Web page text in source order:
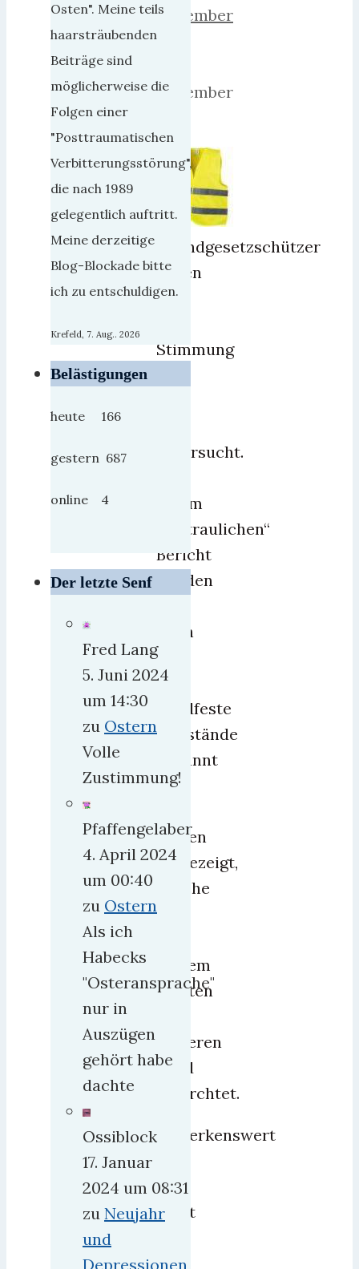
Dezember
2018
Dezember
Grundgesetzschützer
haben
mal
Stimmung
untersucht.
einem
„vertraulichen“
Bericht
werden
doch
ein
paar
handfeste
Mißstände
benannt
und
Folgen
aufgezeigt,
welche
man
diesem
trauten
sicheren
Land
befürchtet.
Bemerkenswert
daß
nicht
Mal
Osten". Meine teils
haarsträubenden
Beiträge sind
möglicherweise die
Folgen einer
"Posttraumatischen
Verbitterungsstörung",
die nach 1989
gelegentlich auftritt.
Meine derzeitige
Blog-Blockade bitte
ich zu entschuldigen.
Krefeld, 7. Aug.. 2026
Belästigungen
heute 166
gestern 687
online 4
Der letzte Senf
Fred Lang
5. Juni 2024
um 14:30
zu Ostern
Volle
Zustimmung!
Pfaffengelaber
4. April 2024
um 00:40
zu Ostern
Als ich
Habecks
"Osteransprache"
nur in
Auszügen
gehört habe
dachte
Ossiblock
17. Januar
2024 um 08:31
zu Neujahr
und
Depressionen